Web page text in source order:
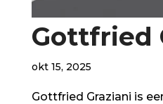
Gottfried
okt 15, 2025
Gottfried Graziani is